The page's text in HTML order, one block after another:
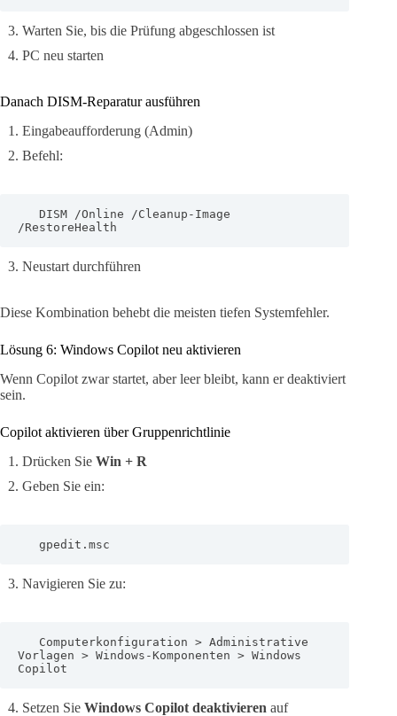
Warten Sie, bis die Prüfung abgeschlossen ist
PC neu starten
Danach DISM-Reparatur ausführen
Eingabeaufforderung (Admin)
Befehl:
/RestoreHealth
Neustart durchführen
Diese Kombination behebt die meisten tiefen Systemfehler.
Lösung 6: Windows Copilot neu aktivieren
Wenn Copilot zwar startet, aber leer bleibt, kann er deaktiviert
sein.
Copilot aktivieren über Gruppenrichtlinie
Drücken Sie Win + R
Geben Sie ein:
   gpedit.msc
Navigieren Sie zu:
Vorlagen > Windows-Komponenten > Windows
Copilot
Setzen Sie Windows Copilot deaktivieren auf